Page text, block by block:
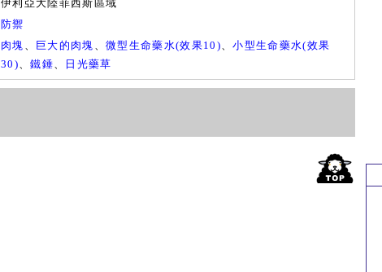
伊利亞大陸菲西斯區域
防禦
肉塊 、 巨大的肉塊 、微型生命藥水(效果10)、小型生命藥水(效果
30)、鐵錘、 日光藥草